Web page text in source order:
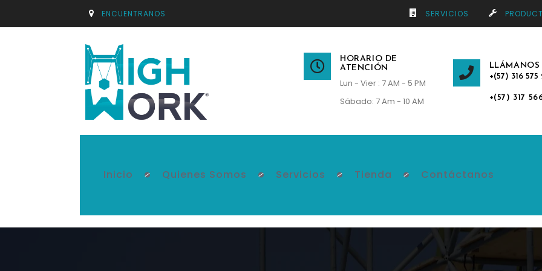
ENCUENTRANOS SERVICIOS
HORARIO DE
ATENCIÓN
Lun - Vier : 7 AM - 5 PM
Sábado: 7 Am - 10 AM
LLÁMANOS
+(57) 316 575
+(57) 317
Inicio Quienes Somos Servicios Tienda Contáctanos